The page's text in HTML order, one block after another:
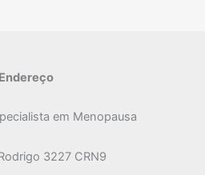
Endereço
em Menopausa
3227 CRN9